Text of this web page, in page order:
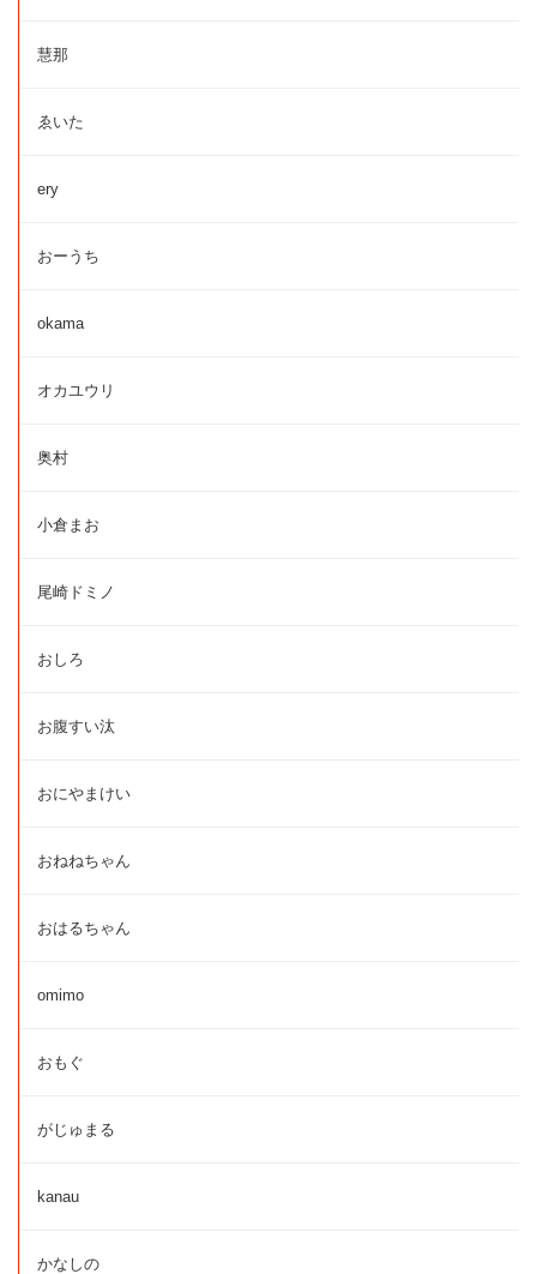
慧那
ゑいた
ery
おーうち
okama
オカユウリ
奥村
小倉まお
尾崎ドミノ
おしろ
お腹すい汰
おにやまけい
おねねちゃん
おはるちゃん
omimo
おもぐ
がじゅまる
kanau
かなしの